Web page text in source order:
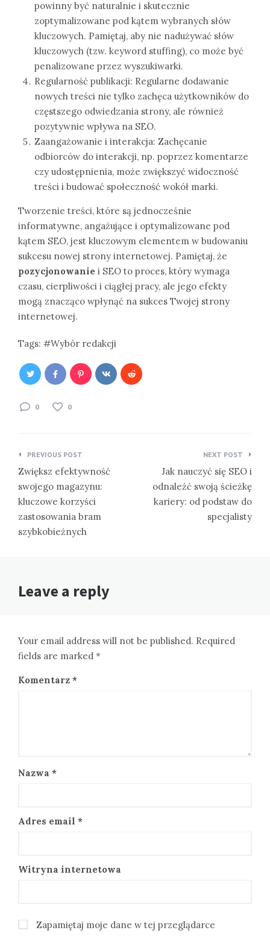
powinny być naturalnie i skutecznie
zoptymalizowane pod kątem wybranych słów
kluczowych. Pamiętaj, aby nie nadużywać słów
kluczowych (tzw. keyword stuffing), co może być
penalizowane przez wyszukiwarki.
Regularność publikacji: Regularne dodawanie
nowych treści nie tylko zachęca użytkowników do
częstszego odwiedzania strony, ale również
pozytywnie wpływa na SEO.
Zaangażowanie i interakcja: Zachęcanie
odbiorców do interakcji, np. poprzez komentarze
czy udostępnienia, może zwiększyć widoczność
treści i budować społeczność wokół marki.
Tworzenie treści, które są jednocześnie
informatywne, angażujące i optymalizowane pod
kątem SEO, jest kluczowym elementem w budowaniu
sukcesu nowej strony internetowej. Pamiętaj, że
pozycjonowanie i SEO to proces, który wymaga
czasu, cierpliwości i ciągłej pracy, ale jego efekty
mogą znacząco wpłynąć na sukces Twojej strony
internetowej.
Tags: Wybór redakcji
0 0
Nawigacja
wpisu
PREVIOUS POST
Zwiększ efektywność
swojego magazynu:
kluczowe korzyści
zastosowania bram
szybkobieżnych
NEXT POST
Jak nauczyć się SEO i
odnaleźć swoją ścieżkę
kariery: od podstaw do
specjalisty
Leave a reply
Your email address will not be published. Required
fields are marked *
Komentarz *
Nazwa *
Adres email *
Witryna internetowa
Zapamiętaj moje dane w tej przeglądarce